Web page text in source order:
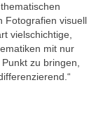
Fotografien visuell
vielschichtige,
mit nur
zu bringen,